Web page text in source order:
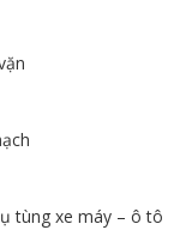
tùng xe máy – ô tô